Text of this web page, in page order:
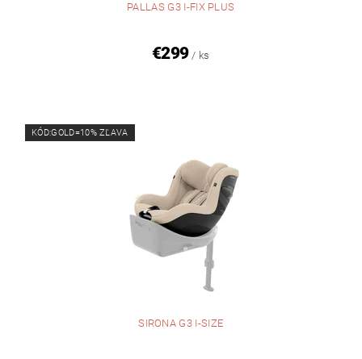
PALLAS G3 I-FIX PLUS
€299 / ks
KÓD:GOLD=10% ZĽAVA
SIRONA G3 I-SIZE